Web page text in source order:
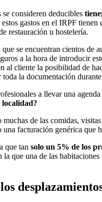
se consideren deducibles
gastos en el IRPF
restauración u hostelería.
se encuentran cientos de
a la hora de introducir
al cliente la posibilidad de
la documentación
a llevar una
de las comidas,
facturación genérica que
que tan solo un 5% de los
que una de las